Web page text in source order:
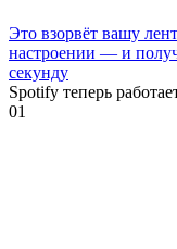
Это взорвёт вашу
настроении — и
секунду
Spotify теперь
01